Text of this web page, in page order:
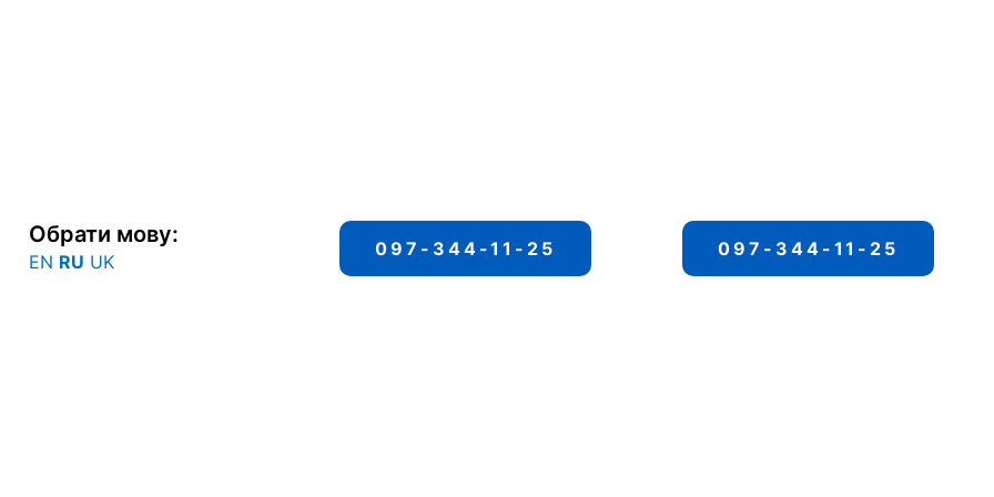
Обрати мову:
EN RU UK
097-344-11-25 097-344-11-25